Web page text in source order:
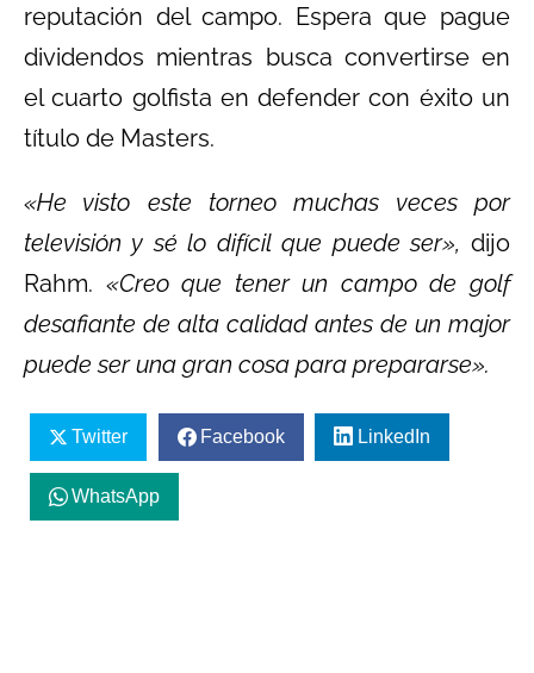
reputación del campo. Espera que pague
dividendos mientras busca convertirse en
el cuarto golfista en defender con éxito un
título de Masters.
«He visto este torneo muchas veces por
televisión y sé lo difícil que puede ser», dijo
Rahm. «Creo que tener un campo de golf
desafiante de alta calidad antes de un major
puede ser una gran cosa para prepararse».
Twitter Facebook LinkedIn
WhatsApp